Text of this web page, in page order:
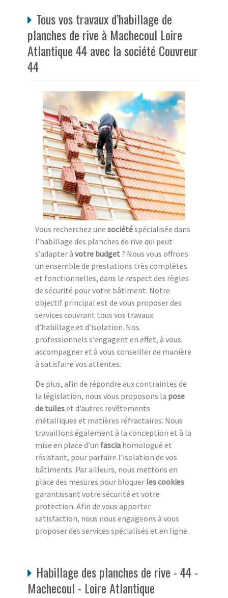
Tous vos travaux d’habillage de
planches de rive à Machecoul Loire
Atlantique 44 avec la société Couvreur
44
Vous recherchez une sociétéspécialisée dans
l’habillage des planches de rive qui peut
s’adapter à votre budget? Nous vous offrons
un ensemble de prestations très complètes
et fonctionnelles, dans le respect des règles
de sécurité pour votre bâtiment. Notre
objectif principal est de vous proposer des
services couvrant tous vos travaux
d’habillage et d’isolation. Nos
professionnels s’engagent en effet, à vous
accompagner et à vous conseiller de manière
à satisfaire vos attentes.
De plus, afin de répondre aux contraintes de
la législation, nous vous proposons la pose
de tuileset d’autres revêtements
métalliques et matières réfractaires. Nous
travaillons également à la conception et à la
mise en place d’un fascia homologué et
résistant, pour parfaire l’isolation de vos
bâtiments. Par ailleurs, nous mettons en
place des mesures pour bloquer les cookies
garantissant votre sécurité et votre
protection. Afin de vous apporter
satisfaction, nous nous engageons à vous
proposer des services spécialisés et en ligne.
Habillage des planches de rive - 44 -
Machecoul - Loire Atlantique